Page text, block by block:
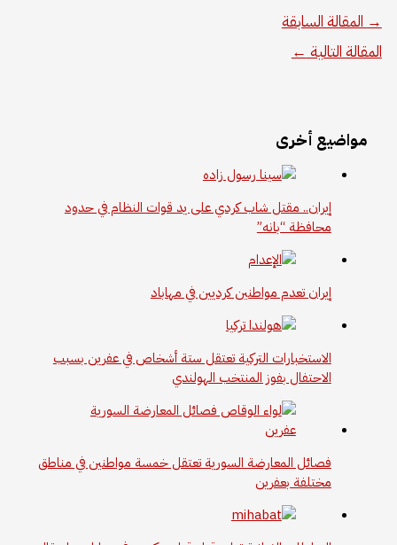
→ المقالة السابقة
المقالة التالية ←
مواضيع أخرى
إيران.. مقتل شاب كردي على يد قوات النظام في حدود
محافظة “بانه”
إيران تعدم مواطنين كرديين في مهاباد
الاستخبارات التركية تعتقل ستة أشخاص في عفرين بسبب
الاحتفال بفوز المنتخب الهولندي
فصائل المعارضة السورية تعتقل خمسة مواطنين في مناطق
مختلفة بعفرين